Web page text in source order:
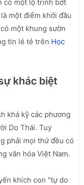
có một lộ trình bớt
một điểm khởi đầu
một khung sườn
tin lẻ tẻ trên Học
khác biệt
khá kỹ các phương
Do Thái. Tuy
phải mọi thứ đều có
văn hóa Việt Nam.
khích con "tự do